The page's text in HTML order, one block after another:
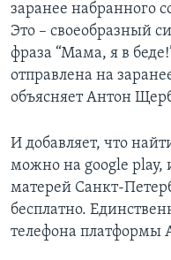
заранее набранного
Это – своеобразный
фраза “Мама, я в
отправлена на
объясняет Антон
И добавляет, что
можно на google play,
матерей Санкт-
бесплатно.
телефона платформы